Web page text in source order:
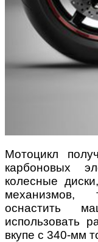
Мотоцикл
карбоновых
колесные
механизмов,
оснастить
использовать
вкупе с 340-мм